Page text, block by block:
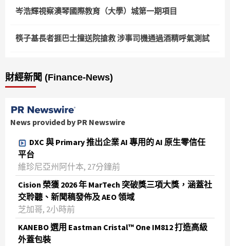
岑浩輝視察澳琴國際教育（大學）城第一期項目
筷子基長者捱巴士撞送院搶救 涉事司機通過酒精呼氣測試
財經新聞 (Finance-News)
News provided by PR Newswire
DXC 與 Primary 推出企業 AI 專用的 AI 原生零信任
平台
維珍尼亞州阿什本, 27分鐘前
Cision 榮獲 2026 年 MarTech 突破獎三項大獎，涵蓋社
交聆聽、新聞稿發佈及 AEO 領域
芝加哥, 2小時前
KANEBO 選用 Eastman Cristal™ One IM812 打造高級
外蓋包裝